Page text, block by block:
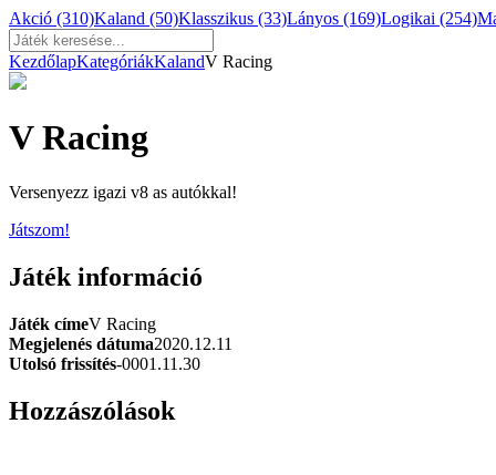
Akció (310)Kaland (50)Klasszikus (33)Lányos (169)Logikai (254)
KezdőlapKategóriákKalandV Racing
V Racing
Versenyezz igazi v8 as autókkal!
Játszom!
Játék információ
Játék címeV Racing
Megjelenés dátuma2020.12.11
Utolsó frissítés-0001.11.30
Hozzászólások